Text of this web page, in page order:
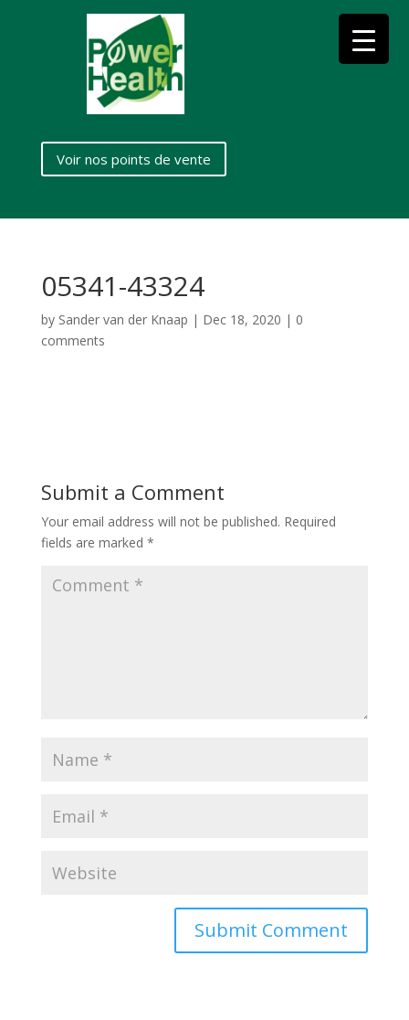
Voir nos points de vente
05341-43324
by Sander van der Knaap | Dec 18, 2020 | 0
comments
Submit a Comment
Your email address will not be published. Required
fields are marked *